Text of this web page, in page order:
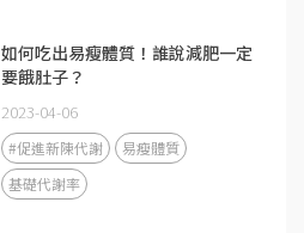
如何吃出易瘦體質！誰說減肥一定
要餓肚子？
2023-04-06
#促進新陳代謝
易瘦體質
基礎代謝率